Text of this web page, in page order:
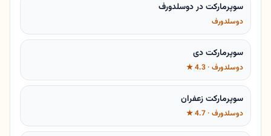
سوپرمارکت در دوسلدورف
دوسلدورف
سوپرمارکت دی
دوسلدورف · 4.3 ★
سوپرمارکت زعفران
دوسلدورف · 4.7 ★